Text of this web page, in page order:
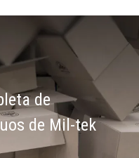
de
de Mil-tek